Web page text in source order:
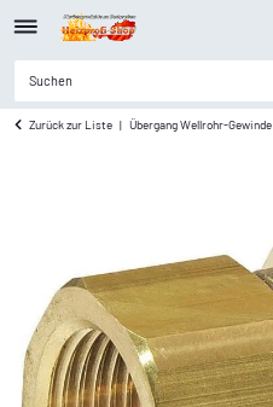
Zurück zur Liste Übergang Wellrohr-Gewinde